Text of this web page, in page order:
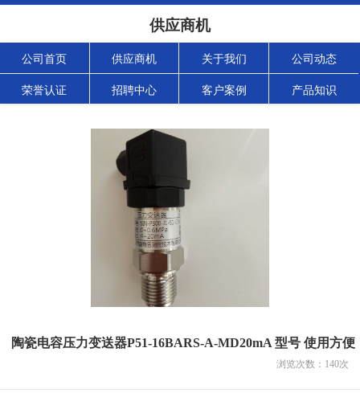
供应商机
公司首页 供应商机 关于我们 公司动态
荣誉认证 招聘中心 客户案例 产品知识
陶瓷电容压力变送器P51-16BARS-A-MD20mA 型号 使用方便
浏览次数： 140次